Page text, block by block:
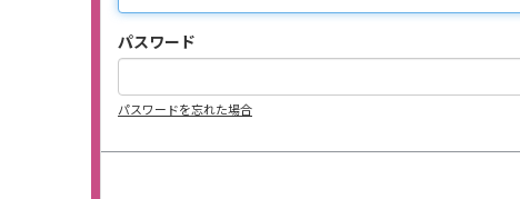
パスワード
パスワードを忘れた場合